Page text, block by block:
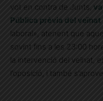
vot en contra de Junts,
Pública prèvia del veïnat
laboral», atenent que
sovint fins a les 23:00
la intervenció del veïnat,
l’oposició, i també